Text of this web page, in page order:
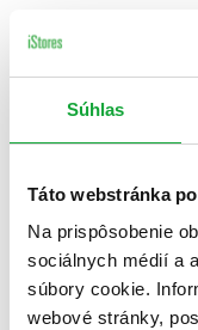
Súhlas
Táto webstránka
Na prispôsobenie
sociálnych médií a
súbory cookie.
webové stránky,